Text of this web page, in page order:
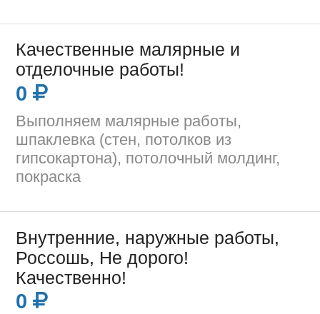
Качественные малярные и
отделочные работы!
0
Выполняем малярные работы,
шпаклевка (стен, потолков из
гипсокартона), потолочный молдинг,
покраска
Внутренние, наружные работы,
Россошь, Не дорого!
Качественно!
0